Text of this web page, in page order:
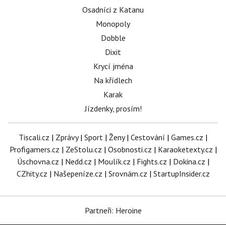
Osadníci z Katanu
Monopoly
Dobble
Dixit
Krycí jména
Na křídlech
Karak
Jízdenky, prosím!
Tiscali.cz | Zprávy| Sport | Ženy| Cestování | Games.cz |
Profigamers.cz | ZeStolu.cz | Osobnosti.cz | Karaoketexty.cz |
Úschovna.cz | Nedd.cz | Moulík.cz | Fights.cz | Dokina.cz |
CZhity.cz | Našepeníze.cz | Srovnám.cz | StartupInsider.cz
Partneři: Heroine